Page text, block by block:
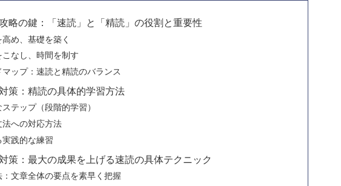
略の鍵：「速読」と「精読」の役割と重要性
め、基礎を築く
なし、時間を制す
ップ：速読と精読のバランス
策：精読の具体的学習方法
テップ（段階的学習）
への対応方法
践的な練習
策：最大の成果を上げる速読の具体テクニック
：文章全体の要点を素早く把握